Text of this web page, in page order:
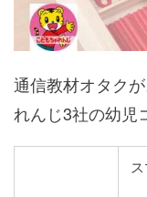
通信教材オタク
れんじ3社の幼児